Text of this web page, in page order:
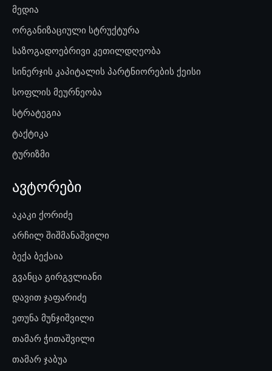
მედია
ორგანიზაციული სტრუქტურა
საზოგადოებრივი კეთილდღეობა
სინერჯის კაპიტალის პარტნიორების ქეისი
სოფლის მეურნეობა
სტრატეგია
ტაქტიკა
ტურიზმი
ავტორები
აკაკი ქორიძე
არჩილ შიშმანაშვილი
ბექა ბექაია
გვანცა გირგვლიანი
დავით ჯაფარიძე
ეთუნა მუნჯიშვილი
თამარ ჭითაშვილი
თამარ ჯაბუა